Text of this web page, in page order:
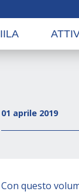
IILA
01 aprile 2019
Con questo